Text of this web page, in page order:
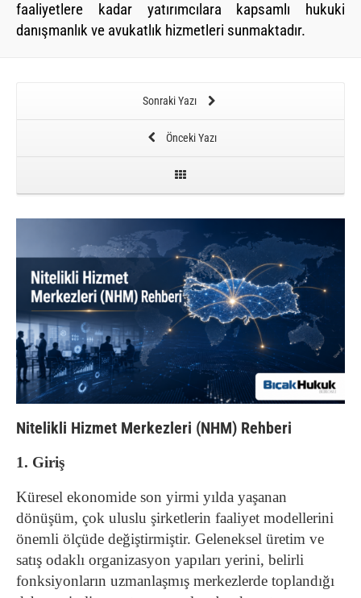
faaliyetlere kadar yatırımcılara kapsamlı hukuki
danışmanlık ve avukatlık hizmetleri sunmaktadır.
Sonraki Yazı
Önceki Yazı
Nitelikli Hizmet Merkezleri (NHM) Rehberi
1. Giriş
Küresel ekonomide son yirmi yılda yaşanan
dönüşüm, çok uluslu şirketlerin faaliyet modellerini
önemli ölçüde değiştirmiştir. Geleneksel üretim ve
satış odaklı organizasyon yapıları yerini, belirli
fonksiyonların uzmanlaşmış merkezlerde toplandığı